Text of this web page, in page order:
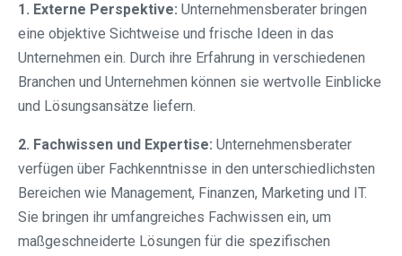
1. Externe Perspektive: Unternehmensberater bringen
eine objektive Sichtweise und frische Ideen in das
Unternehmen ein. Durch ihre Erfahrung in verschiedenen
Branchen und Unternehmen können sie wertvolle Einblicke
und Lösungsansätze liefern.
2. Fachwissen und Expertise: Unternehmensberater
verfügen über Fachkenntnisse in den unterschiedlichsten
Bereichen wie Management, Finanzen, Marketing und IT.
Sie bringen ihr umfangreiches Fachwissen ein, um
maßgeschneiderte Lösungen für die spezifischen